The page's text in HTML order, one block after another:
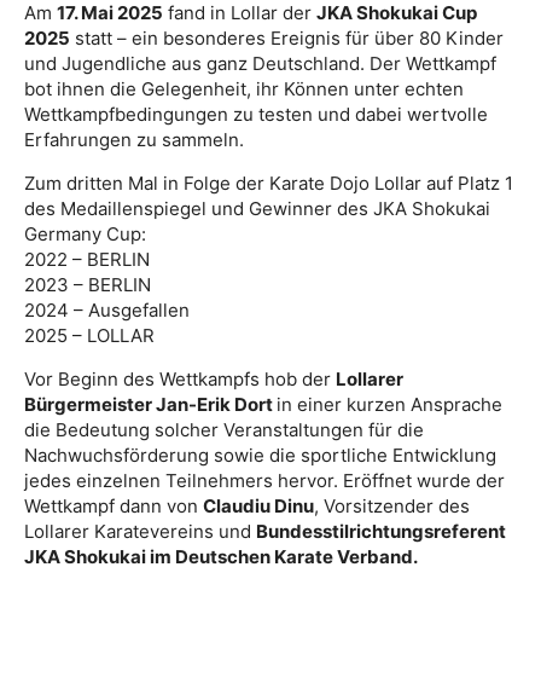
Am 17. Mai 2025 fand in Lollar der JKA Shokukai Cup
2025 statt – ein besonderes Ereignis für über 80 Kinder
und Jugendliche aus ganz Deutschland. Der Wettkampf
bot ihnen die Gelegenheit, ihr Können unter echten
Wettkampfbedingungen zu testen und dabei wertvolle
Erfahrungen zu sammeln.
Zum dritten Mal in Folge der Karate Dojo Lollar auf Platz 1
des Medaillenspiegel und Gewinner des JKA Shokukai
Germany Cup:
2022 – BERLIN
2023 – BERLIN
2024 – Ausgefallen
2025 – LOLLAR
Vor Beginn des Wettkampfs hob der Lollarer
Bürgermeister Jan-Erik Dort in einer kurzen Ansprache
die Bedeutung solcher Veranstaltungen für die
Nachwuchsförderung sowie die sportliche Entwicklung
jedes einzelnen Teilnehmers hervor. Eröffnet wurde der
Wettkampf dann von Claudiu Dinu, Vorsitzender des
Lollarer Karatevereins und Bundesstilrichtungsreferent
JKA Shokukai im Deutschen Karate Verband.